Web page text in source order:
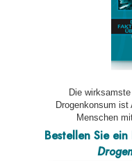
Die
Drogenkonsum
Menschen
Bestellen Sie ein
Drogen